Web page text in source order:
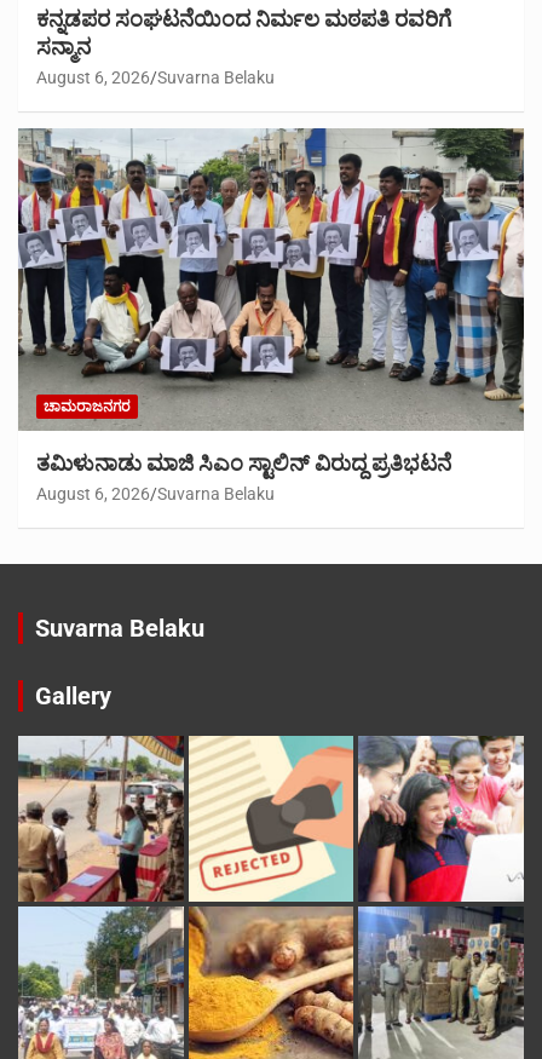
ಕನ್ನಡಪರ ಸಂಘಟನೆಯಿಂದ ನಿರ್ಮಲ ಮಠಪತಿ ರವರಿಗೆ
ಸನ್ಮಾನ
August 6, 2026 Suvarna Belaku
ಚಾಮರಾಜನಗರ
ತಮಿಳುನಾಡು ಮಾಜಿ ಸಿಎಂ ಸ್ಟಾಲಿನ್ ವಿರುದ್ದ ಪ್ರತಿಭಟನೆ
August 6, 2026 Suvarna Belaku
Suvarna Belaku
Gallery